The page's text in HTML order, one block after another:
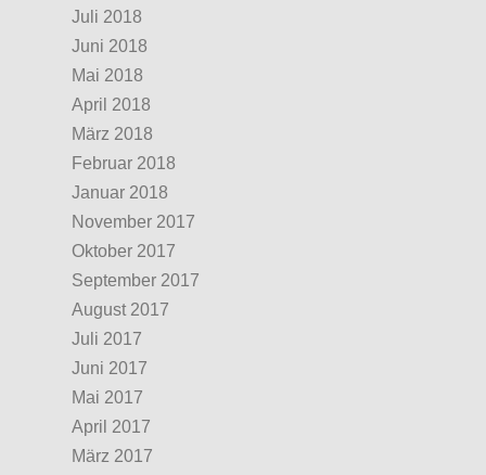
Juli 2018
Juni 2018
Mai 2018
April 2018
März 2018
Februar 2018
Januar 2018
November 2017
Oktober 2017
September 2017
August 2017
Juli 2017
Juni 2017
Mai 2017
April 2017
März 2017